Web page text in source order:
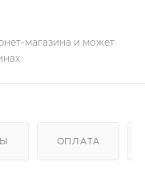
магазина и может
ОПЛАТА